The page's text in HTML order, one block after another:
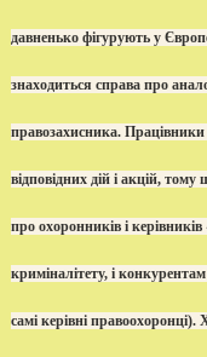
давненько фігурують у
знаходиться справа про
правозахисника. Працівники
відповідних дій і акцій,
про охоронників і
криміналітету, і
самі керівні правоохоронці).